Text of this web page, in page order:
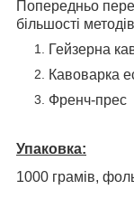
Попередньо
більшості
Гейзерна
Кавоварка
Френч-прес
Упаковка:
1000 грамів,